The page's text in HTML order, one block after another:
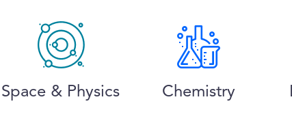
Space & Physics Chemistry